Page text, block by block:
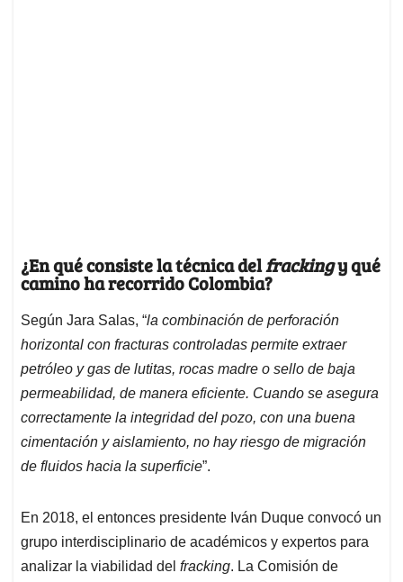
¿En qué consiste la técnica delfrackingy qué
camino ha recorrido Colombia?
Según Jara Salas, “la combinación de perforación
horizontal con fracturas controladas permite extraer
petróleo y gas de lutitas, rocas madre o sello de baja
permeabilidad, de manera eficiente. Cuando se asegura
correctamente la integridad del pozo, con una buena
cimentación y aislamiento, no hay riesgo de migración
de fluidos hacia la superficie”.
En 2018, el entonces presidente Iván Duque convocó un
grupo interdisciplinario de académicos y expertos para
analizar la viabilidad del fracking. La Comisión de